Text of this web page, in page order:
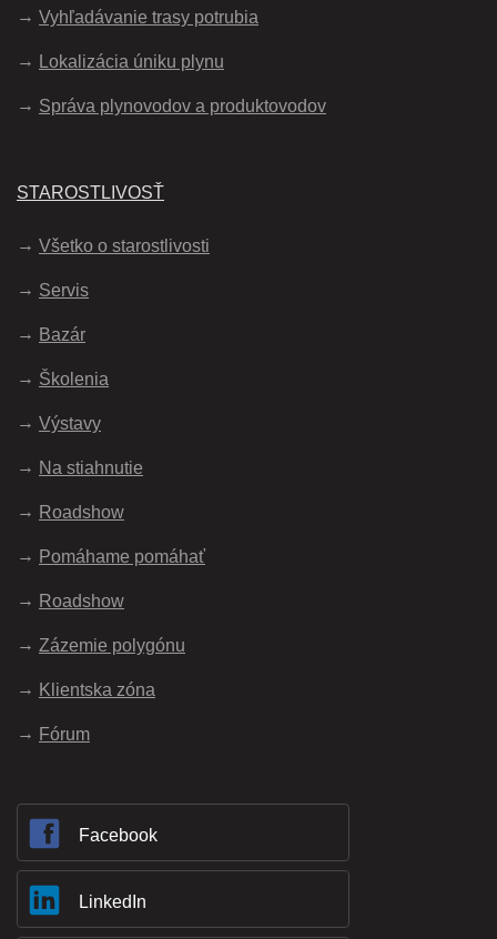
Vyhľadávanie trasy potrubia
Lokalizácia úniku plynu
Správa plynovodov a produktovodov
STAROSTLIVOSŤ
Všetko o starostlivosti
Servis
Bazár
Školenia
Výstavy
Na stiahnutie
Roadshow
Pomáhame pomáhať
Roadshow
Zázemie polygónu
Klientska zóna
Fórum
Facebook
LinkedIn